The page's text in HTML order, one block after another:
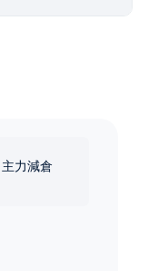
力減倉